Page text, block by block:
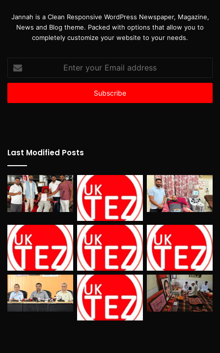
Jannah is a Clean Responsive WordPress Newspaper, Magazine,
News and Blog theme. Packed with options that allow you to
completely customize your website to your needs.
your
Email
Last Modified Posts